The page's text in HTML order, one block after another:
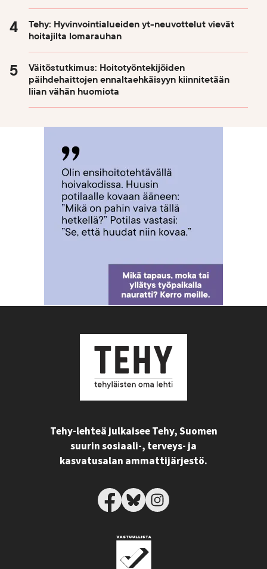
Tehy: Hyvinvointialueiden yt-neuvottelut vievät
hoitajilta lomarauhan
Väitöstutkimus: Hoitotyöntekijöiden
päihdehaittojen ennaltaehkäisyyn kiinnitetään
liian vähän huomiota
Tehy-lehteä julkaisee Tehy, Suomen
suurin sosiaali-, terveys- ja
kasvatusalan ammattijärjestö.